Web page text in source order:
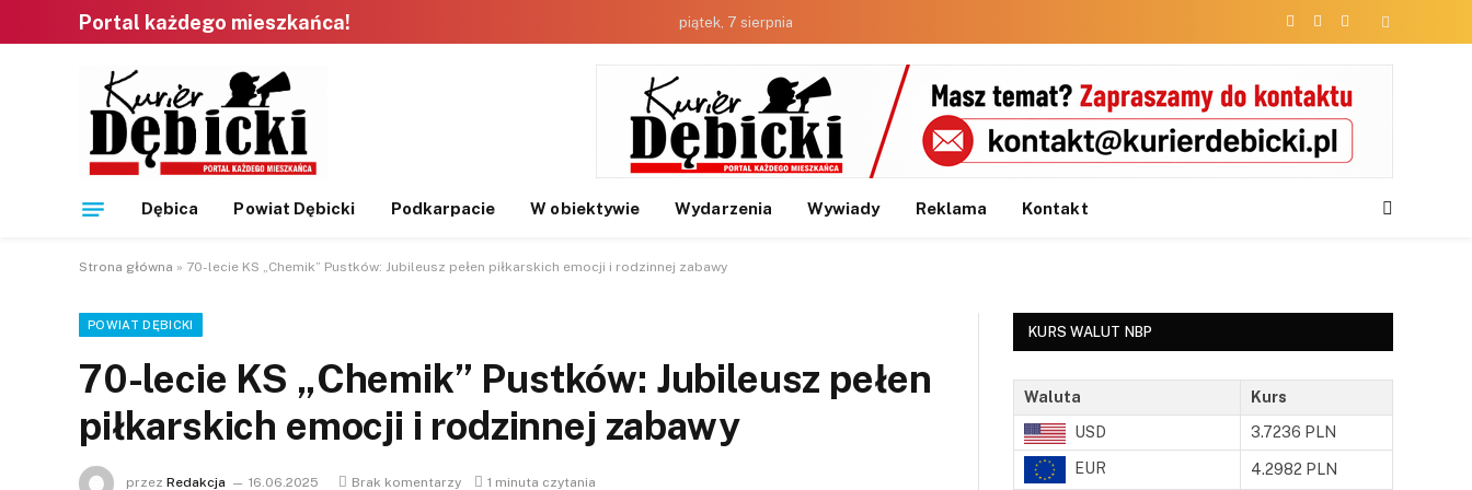
Portal każdego mieszkańca! piątek, 7 sierpnia
Facebook
X
Instagram
Dębica Powiat Dębicki Podkarpacie W obiektywie Wydarzenia Wywiady Reklama Kontakt
Strona główna » 70-lecie KS „Chemik” Pustków: Jubileusz pełen piłkarskich emocji i rodzinnej zabawy
POWIAT DĘBICKI
70-lecie KS „Chemik” Pustków: Jubileusz pełen
piłkarskich emocji i rodzinnej zabawy
przez Redakcja 16.06.2025 Brak komentarzy 1 minuta czytania
KURS WALUT NBP
Waluta
Kurs
USD
3.7236 PLN
EUR 4.2982 PLN